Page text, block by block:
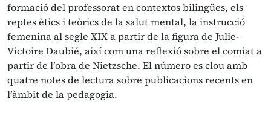
formació del professorat en contextos bilingües, els
reptes ètics i teòrics de la salut mental, la instrucció
femenina al segle XIX a partir de la figura de Julie-
Victoire Daubié, així com una reflexió sobre el comiat a
partir de l’obra de Nietzsche. El número es clou amb
quatre notes de lectura sobre publicacions recents en
l’àmbit de la pedagogia.